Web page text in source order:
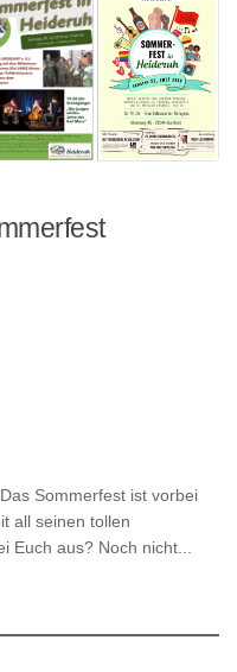
Sommerfest ist vorbei
all seinen tollen
Euch aus? Noch nicht...